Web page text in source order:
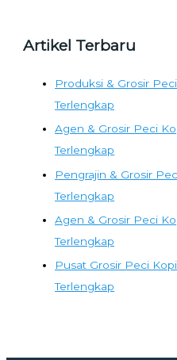
Artikel Terbaru
Produksi & Grosir
Terlengkap
Agen & Grosir Peci
Terlengkap
Pengrajin & Grosir
Terlengkap
Agen & Grosir Peci
Terlengkap
Pusat Grosir Peci
Terlengkap